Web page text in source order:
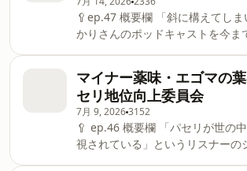
家で銀杏の味を知る/メニュー⑦
てきた飴「アイスマニア」/かたい
とシャリ派は喧嘩になったりする
な？/グミ奥深い/ジュレ系/グミを
人たち/グミでの温度管理/今日
「蜜グミ」/あかりはグミをフルー
がどれだけ美味しいかで見ている/
ゥドゥフリュイを流行らせたい！
言いづらい！/シゲキックスは碁/
込んで参りました/失恋には、他に
なれるものが効く/仕事が手につか
るくらいブレイキング・バッドに
上がりで面白い。もう、ヒップが
の！/白い巨塔とSUITSが好き/募
エンタメごはんをシェア/「じゃあ
たが作ってみろよ」のメキシカン
爆笑問題の田中さんが作ったポテ
ぎり/「パラサイト」のチャパグリ
マンスは別冊付録」のネギ/「適齢
🥄ep.47 概要欄 「斜に構えてしまい、あ
かりさんのポッドキャストを今ま
面白かった！」というリスナーさ
便りをもとに、シャニカマがゆえ
ていないお店についてトークします
おもな内容 金夜は舌が回らない/裏側矯
正で舌を傷付けながら喋っている/
速で聴くリスナーはリスニングが
なっているはず/TOEICで爆睡/料
マイナー薬味・エゴマの
セリ地位向上委員会
7月 9, 20263152
🥄 ep.46 概要欄 「パセリが世の中で軽
視されている」というリスナーの